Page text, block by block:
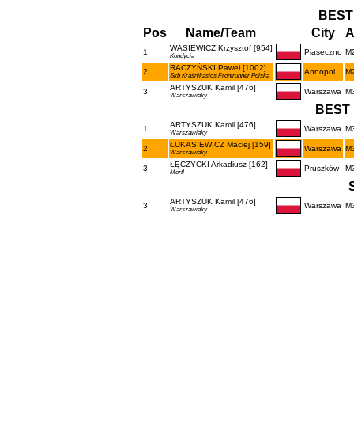
Pos
Name/Team City
1 WASIEWICZ Krzysztof [954]
Kondycja Piaseczno
2 RACZYŃSKI Paweł [1002]
Skb Kraśnikasics Frontrunner Polska Annopol
3 ARTYSZUK Kamil [476]
Warszawiaky Warszawa
BEST
1 ARTYSZUK Kamil [476]
Warszawiaky Warszawa
2 ŁUKASIEWICZ Maciej [159]
Warszawiaky Warszawa
3 ŁĘCZYCKI Arkadiusz [162]
Mort! Pruszków
3 ARTYSZUK Kamil [476]
Warszawiaky Warszawa